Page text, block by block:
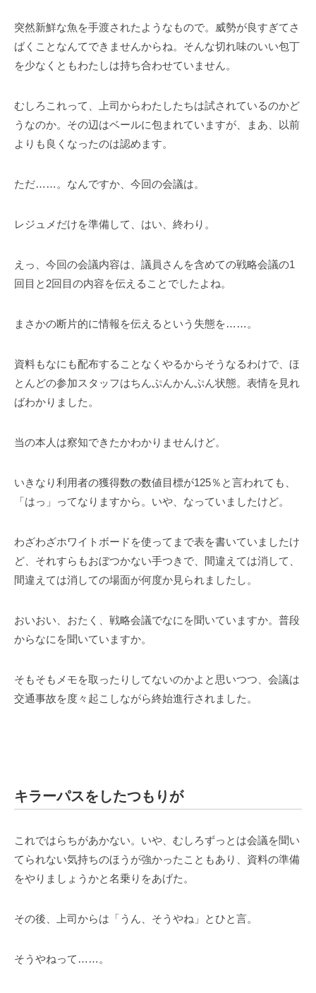
突然新鮮な魚を手渡されたようなもので。威勢が良すぎてさ
ばくことなんてできませんからね。そんな切れ味のいい包丁
を少なくともわたしは持ち合わせていません。
むしろこれって、上司からわたしたちは試されているのかど
うなのか。その辺はベールに包まれていますが、まあ、以前
よりも良くなったのは認めます。
ただ……。なんですか、今回の会議は。
レジュメだけを準備して、はい、終わり。
えっ、今回の会議内容は、議員さんを含めての戦略会議の1
回目と2回目の内容を伝えることでしたよね。
まさかの断片的に情報を伝えるという失態を……。
資料もなにも配布することなくやるからそうなるわけで、ほ
とんどの参加スタッフはちんぷんかんぷん状態。表情を見れ
ばわかりました。
当の本人は察知できたかわかりませんけど。
いきなり利用者の獲得数の数値目標が125％と言われても、
「はっ」ってなりますから。いや、なっていましたけど。
わざわざホワイトボードを使ってまで表を書いていましたけ
ど、それすらもおぼつかない手つきで、間違えては消して、
間違えては消しての場面が何度か見られましたし。
おいおい、おたく、戦略会議でなにを聞いていますか。普段
からなにを聞いていますか。
そもそもメモを取ったりしてないのかよと思いつつ、会議は
交通事故を度々起こしながら終始進行されました。
キラーパスをしたつもりが
これではらちがあかない。いや、むしろずっとは会議を聞い
てられない気持ちのほうが強かったこともあり、資料の準備
をやりましょうかと名乗りをあげた。
その後、上司からは「うん、そうやね」とひと言。
そうやねって……。